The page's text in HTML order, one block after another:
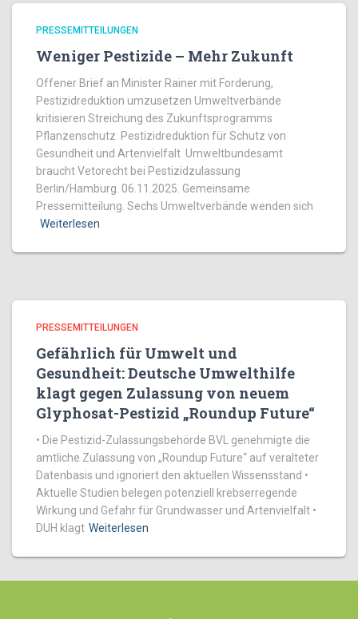
PRESSEMITTEILUNGEN
Weniger Pestizide – Mehr Zukunft
Offener Brief an Minister Rainer mit Forderung,
Pestizidreduktion umzusetzen Umweltverbände
kritisieren Streichung des Zukunftsprogramms
Pflanzenschutz Pestizidreduktion für Schutz von
Gesundheit und Artenvielfalt Umweltbundesamt
braucht Vetorecht bei Pestizidzulassung
Berlin/Hamburg. 06.11.2025. Gemeinsame
Pressemitteilung. Sechs Umweltverbände wenden sich
Weiterlesen
PRESSEMITTEILUNGEN
Gefährlich für Umwelt und
Gesundheit: Deutsche Umwelthilfe
klagt gegen Zulassung von neuem
Glyphosat-Pestizid „Roundup Future“
• Die Pestizid-Zulassungsbehörde BVL genehmigte die
amtliche Zulassung von „Roundup Future“ auf veralteter
Datenbasis und ignoriert den aktuellen Wissensstand •
Aktuelle Studien belegen potenziell krebserregende
Wirkung und Gefahr für Grundwasser und Artenvielfalt •
DUH klagt Weiterlesen